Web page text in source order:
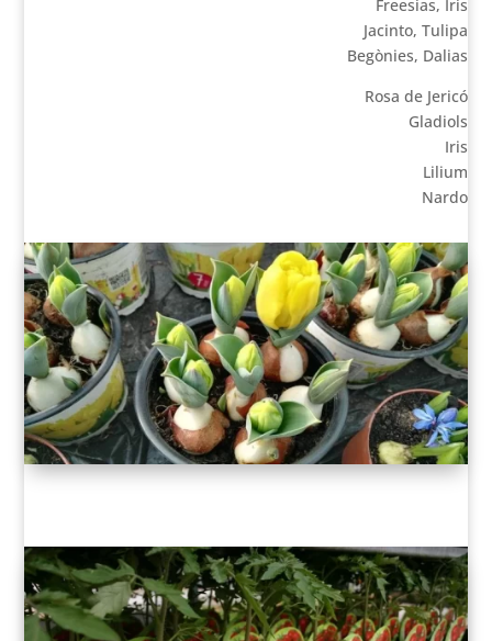
Freesias, Iris
Jacinto, Tulipa
Begònies, Dalias
Rosa de Jericó
Gladiols
Iris
Lilium
Nardo